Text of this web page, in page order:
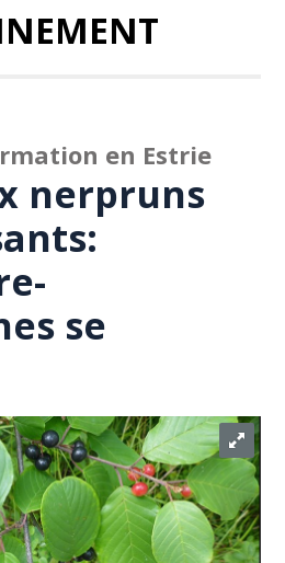
en Estrie
nerpruns
se